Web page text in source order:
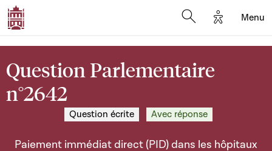
Options
Menu
Question Parlementaire
n°2642
Question écrite Avec réponse
Paiement immédiat direct (PID) dans les hôpitaux